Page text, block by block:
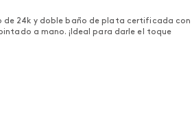
de 24k y doble baño de plata certificada con
a mano. ¡Ideal para darle el toque